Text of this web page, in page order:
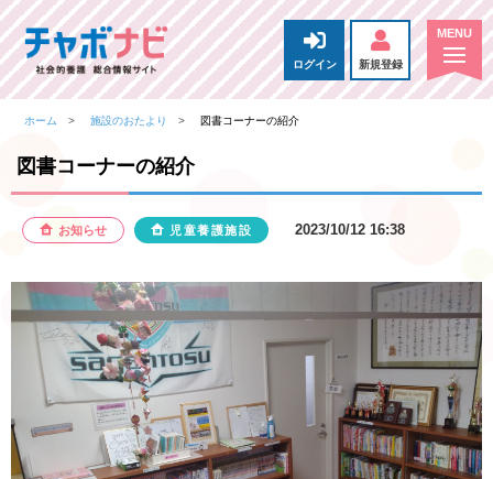
ログイン 新規登録
ホーム 施設のおたより 図書コーナーの紹介
図書コーナーの紹介
お知らせ 児童養護施設 2023/10/12 16:38